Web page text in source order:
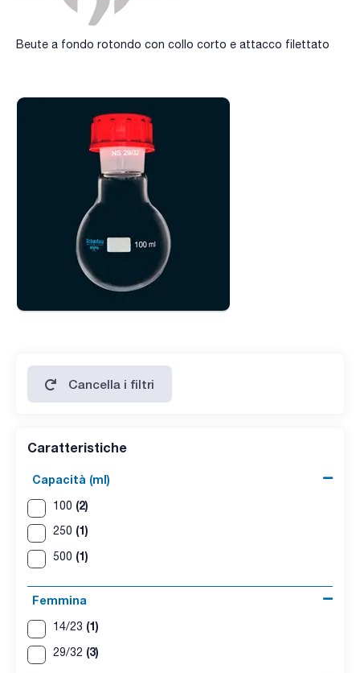
Beute a fondo rotondo con collo corto e attacco filettato
Cancella i filtri
Caratteristiche
Capacità (ml)
100 (2)
250 (1)
500 (1)
Femmina
14/23 (1)
29/32 (3)